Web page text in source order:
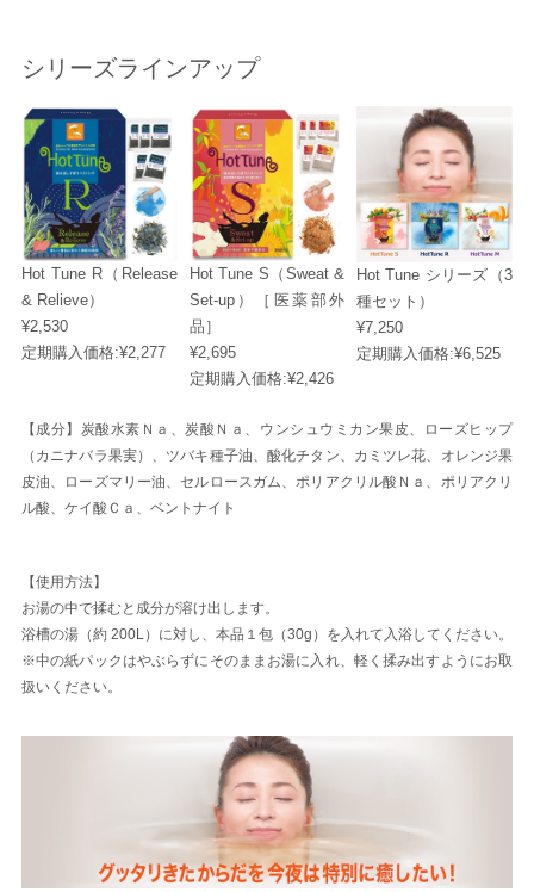
シリーズラインアップ
Hot Tune R（Release
& Relieve）
¥2,530
定期購入価格:¥2,277
Hot Tune S（Sweat &
Set-up）［医薬部外
品］
¥2,695
定期購入価格:¥2,426
Hot Tune シリーズ（3
種セット）
¥7,250
定期購入価格:¥6,525
【成分】炭酸水素Ｎａ、炭酸Ｎａ、ウンシュウミカン果皮、ローズヒップ
（カニナバラ果実）、ツバキ種子油、酸化チタン、カミツレ花、オレンジ果
皮油、ローズマリー油、セルロースガム、ポリアクリル酸Ｎａ、ポリアクリ
ル酸、ケイ酸Ｃａ、ベントナイト
【使用方法】
お湯の中で揉むと成分が溶け出します。
浴槽の湯（約 200L）に対し、本品１包（30g）を入れて入浴してください。
※中の紙パックはやぶらずにそのままお湯に入れ、軽く揉み出すようにお取
扱いください。